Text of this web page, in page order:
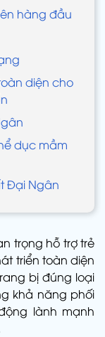
hàng đầu
diện cho
dục mầm
Đại Ngân
trọng hỗ trợ trẻ
triển toàn diện
bị đúng loại
khả năng phối
lành mạnh